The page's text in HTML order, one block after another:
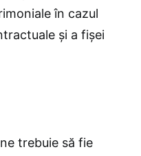
în cazul
și a fișei
trebuie să fie